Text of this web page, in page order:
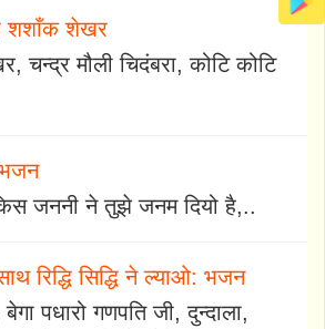
शशाँक शेखर
मौली चिदंबरा, कोटि कोटि
जननी ने तुझे जनम दियो है,..
रिद्धि सिद्धि ने ल्याओ: भजन
पधारो गणपति जी, दुन्दाला,